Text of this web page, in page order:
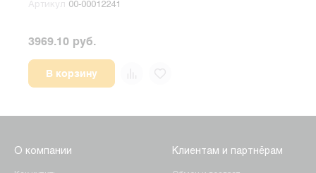
Артикул 00-00012241
3969.10 руб.
В корзину
О компании Клиентам и партнёрам